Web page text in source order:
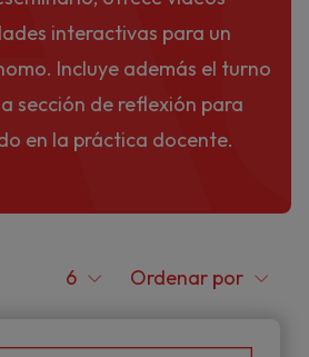
interactivas para un
Incluye además el turno
sección de reflexión para
en la práctica docente.
6 Ordenar por